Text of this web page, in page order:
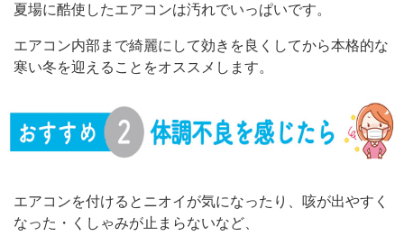
夏場に酷使したエアコンは汚れでいっぱいです。
エアコン内部まで綺麗にして効きを良くしてから本格的な
寒い冬を迎えることをオススメします。
エアコンを付けるとニオイが気になったり、咳が出やすく
なった・くしゃみが止まらないなど、